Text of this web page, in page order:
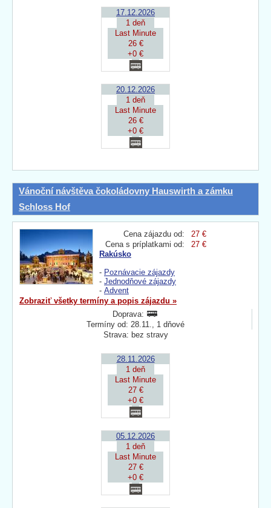
17.12.2026
1 deň
Last Minute
26 €
+0 €
20.12.2026
1 deň
Last Minute
26 €
+0 €
Vánoční návštěva čokoládovny Hauswirth a zámku
Schloss Hof
Cena zájazdu od:
27 €
Cena s príplatkami od:
27 €
Rakúsko
- Poznávacie zájazdy
- Jednodňové zájazdy
- Advent
Zobraziť všetky termíny a popis zájazdu »
Doprava:
Termíny od: 28.11., 1 dňové
Strava: bez stravy
28.11.2026
1 deň
Last Minute
27 €
+0 €
05.12.2026
1 deň
Last Minute
27 €
+0 €